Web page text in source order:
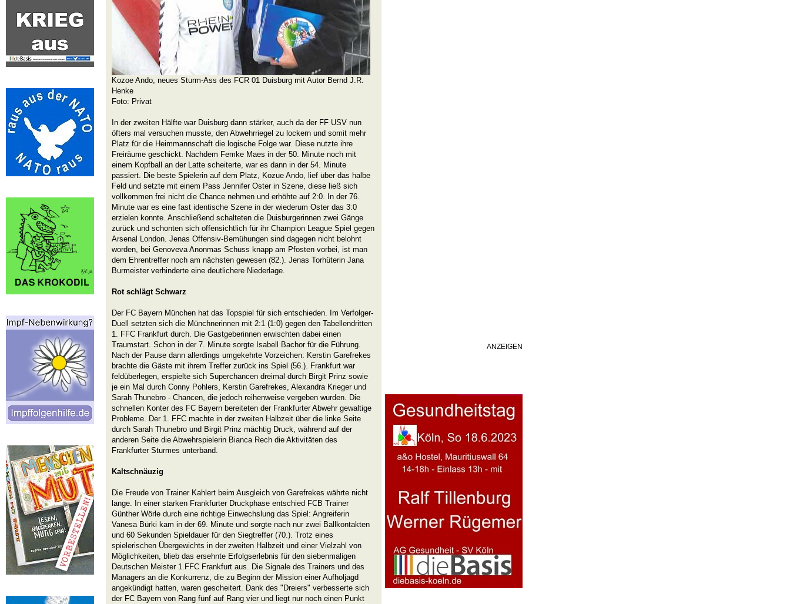
Kozoe Ando, neues Sturm-Ass des FCR 01 Duisburg mit Autor Bernd J.R.
Henke
Foto: Privat
In der zweiten Hälfte war Duisburg dann stärker, auch da der FF USV nun
öfters mal versuchen musste, den Abwehrriegel zu lockern und somit mehr
Platz für die Heimmannschaft die logische Folge war. Diese nutzte ihre
Freiräume geschickt. Nachdem Femke Maes in der 50. Minute noch mit
einem Kopfball an der Latte scheiterte, war es dann in der 54. Minute
passiert. Die beste Spielerin auf dem Platz, Kozue Ando, lief über das halbe
Feld und setzte mit einem Pass Jennifer Oster in Szene, diese ließ sich
vollkommen frei nicht die Chance nehmen und erhöhte auf 2:0. In der 76.
Minute war es eine fast identische Szene in der wiederum Oster das 3:0
erzielen konnte. Anschließend schalteten die Duisburgerinnen zwei Gänge
zurück und schonten sich offensichtlich für ihr Champion League Spiel gegen
Arsenal London. Jenas Offensiv-Bemühungen sind dagegen nicht belohnt
worden, bei Genoveva Anonmas Schuss knapp am Pfosten vorbei, ist man
dem Ehrentreffer noch am nächsten gewesen (82.). Jenas Torhüterin Jana
Burmeister verhinderte eine deutlichere Niederlage.
Rot schlägt Schwarz
Der FC Bayern München hat das Topspiel für sich entschieden. Im Verfolger-
Duell setzten sich die Münchnerinnen mit 2:1 (1:0) gegen den Tabellendritten
1. FFC Frankfurt durch. Die Gastgeberinnen erwischten dabei einen
Traumstart. Schon in der 7. Minute sorgte Isabell Bachor für die Führung.
Nach der Pause dann allerdings umgekehrte Vorzeichen: Kerstin Garefrekes
brachte die Gäste mit ihrem Treffer zurück ins Spiel (56.). Frankfurt war
feldüberlegen, erspielte sich Superchancen dreimal durch Birgit Prinz sowie
je ein Mal durch Conny Pohlers, Kerstin Garefrekes, Alexandra Krieger und
Sarah Thunebro - Chancen, die jedoch reihenweise vergeben wurden. Die
schnellen Konter des FC Bayern bereiteten der Frankfurter Abwehr gewaltige
Probleme. Der 1. FFC machte in der zweiten Halbzeit über die linke Seite
durch Sarah Thunebro und Birgit Prinz mächtig Druck, während auf der
anderen Seite die Abwehrspielerin Bianca Rech die Aktivitäten des
Frankfurter Sturmes unterband.
Kaltschnäuzig
Die Freude von Trainer Kahlert beim Ausgleich von Garefrekes währte nicht
lange. In einer starken Frankfurter Druckphase entschied FCB Trainer
Günther Wörle durch eine richtige Einwechslung das Spiel: Angreiferin
Vanesa Bürki kam in der 69. Minute und sorgte nach nur zwei Ballkontakten
und 60 Sekunden Spieldauer für den Siegtreffer (70.). Trotz eines
spielerischen Übergewichts in der zweiten Halbzeit und einer Vielzahl von
Möglichkeiten, blieb das ersehnte Erfolgserlebnis für den siebenmaligen
Deutschen Meister 1.FFC Frankfurt aus. Die Signale des Trainers und des
Managers an die Konkurrenz, die zu Beginn der Mission einer Aufholjagd
angekündigt hatten, waren gescheitert. Dank des "Dreiers" verbesserte sich
der FC Bayern von Rang fünf auf Rang vier und liegt nur noch einen Punkt
ANZEIGEN